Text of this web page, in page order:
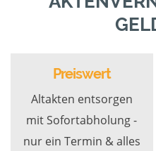
Preiswert
Altakten entsorgen
mit Sofortabholung -
nur ein Termin & alles